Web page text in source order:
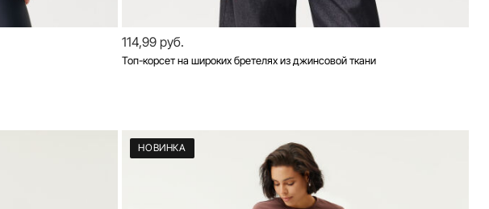
114,99 руб.
Топ-корсет на широких бретелях из джинсовой ткани
НОВИНКА